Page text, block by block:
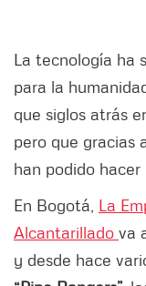
La tecnología ha
para la
que siglos atrás
pero que gracias
han podido
En Bogotá, La
Alcantarillado va
y desde hace